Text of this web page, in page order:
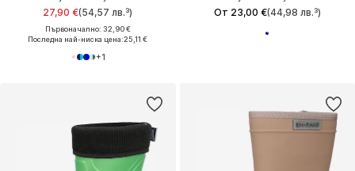
27,90 €(54,57 лв.³)
Първоначално: 32,90 €
Последна най-ниска цена:25,11 €
+1
От 23,00 €(44,98 лв.³)